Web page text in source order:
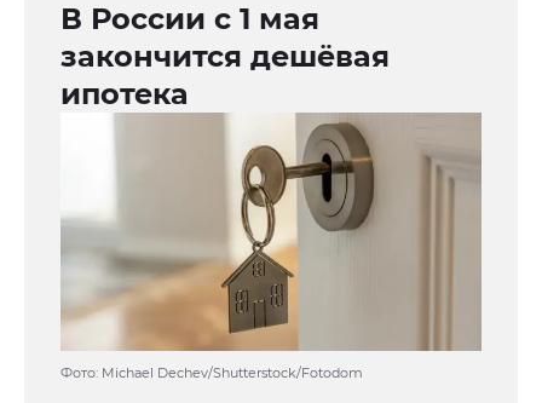
В России с 1 мая
закончится дешёвая
ипотека
Фото: Michael Dechev/Shutterstock/Fotodom